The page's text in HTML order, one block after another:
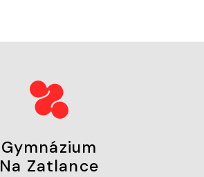
Gymnázium
Na Zatlance